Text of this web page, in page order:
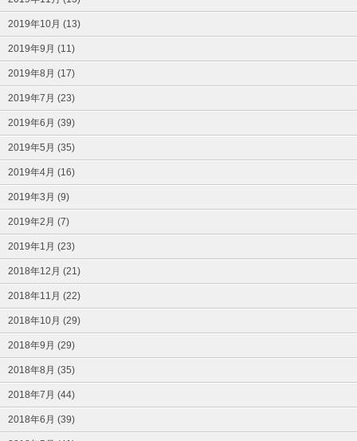
2019年10月 (13)
2019年9月 (11)
2019年8月 (17)
2019年7月 (23)
2019年6月 (39)
2019年5月 (35)
2019年4月 (16)
2019年3月 (9)
2019年2月 (7)
2019年1月 (23)
2018年12月 (21)
2018年11月 (22)
2018年10月 (29)
2018年9月 (29)
2018年8月 (35)
2018年7月 (44)
2018年6月 (39)